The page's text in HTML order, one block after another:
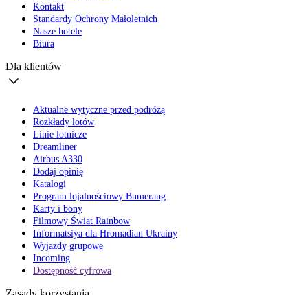
Kontakt
Standardy Ochrony Małoletnich
Nasze hotele
Biura
Dla klientów
Aktualne wytyczne przed podróżą
Rozkłady lotów
Linie lotnicze
Dreamliner
Airbus A330
Dodaj opinię
Katalogi
Program lojalnościowy Bumerang
Karty i bony
Filmowy Świat Rainbow
Informatsiya dla Hromadian Ukrainy
Wyjazdy grupowe
Incoming
Dostępność cyfrowa